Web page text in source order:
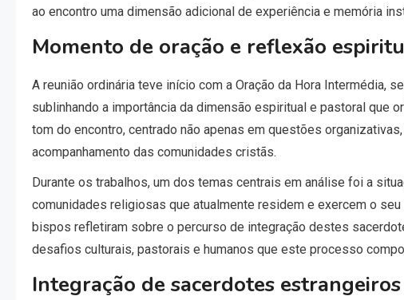
ao encontro uma dimensão adicional de experiência e memória
Momento de oração e reflexão
A reunião ordinária teve início com a Oração da Hora Intermédia,
sublinhando a importância da dimensão espiritual e pastoral que
tom do encontro, centrado não apenas em questões
acompanhamento das comunidades cristãs.
Durante os trabalhos, um dos temas centrais em análise foi a
comunidades religiosas que atualmente residem e exercem o
bispos refletiram sobre o percurso de integração destes
desafios culturais, pastorais e humanos que este processo
Integração de sacerdotes